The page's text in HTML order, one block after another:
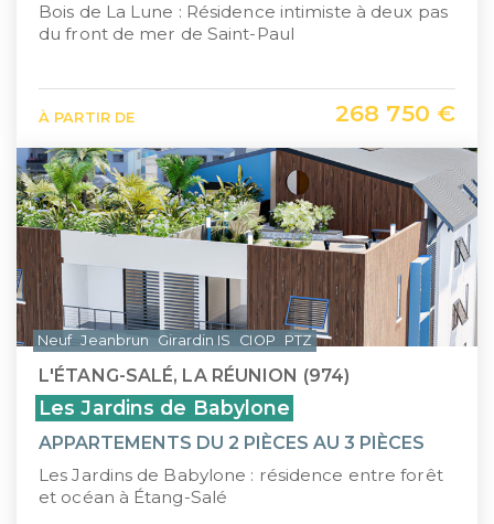
Bois de La Lune : Résidence intimiste à deux pas
du front de mer de Saint-Paul
À PARTIR DE 268 750 €
L'ÉTANG-SALÉ, LA RÉUNION (974)
Les Jardins de Babylone
APPARTEMENTS DU 2 PIÈCES AU 3 PIÈCES
Les Jardins de Babylone : résidence entre forêt
et océan à Étang-Salé
Neuf Jeanbrun Girardin IS CIOP PTZ